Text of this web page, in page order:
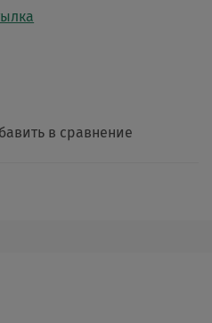
в сравнение